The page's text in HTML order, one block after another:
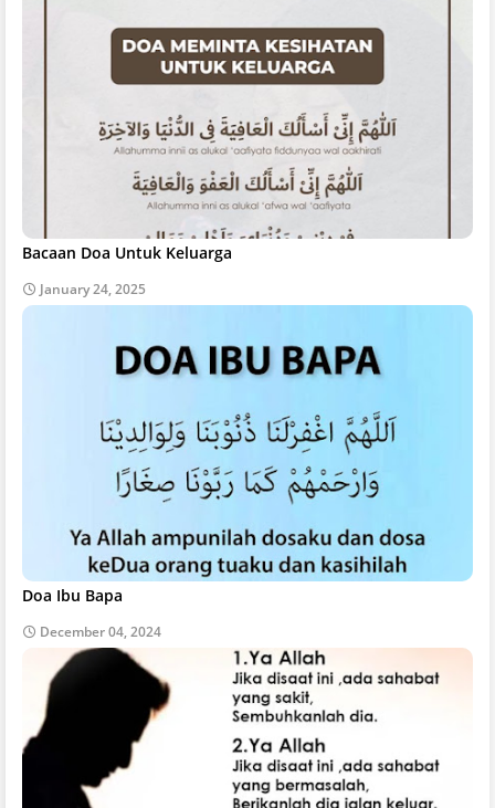
Bacaan Doa Untuk Keluarga
January 24, 2025
Doa Ibu Bapa
December 04, 2024